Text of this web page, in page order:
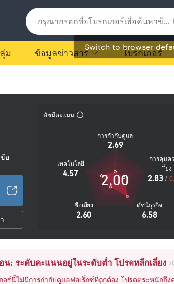
Switch to browser
ม ข้อมูลข่าวสาร โบรกเกอร์
อ
ยู่
ดัชนีคะแนน
การกำกับดูแล
2.69
เทคโนโลยี
4.57
ชื่อเสียง
2.60
ดัชนีธุรกิจ
6.58
การคุมค
ี่ยง
2.83 /
2.00
น: ระดับคะแนนอยู่ในระดับต่ำ โปรดหลีกเลี่ยง
กอร์นี้ไม่มีการกำกับดูแลฟอเร็กซ์ที่ถูกต้อง โปรดตระหนักถึง